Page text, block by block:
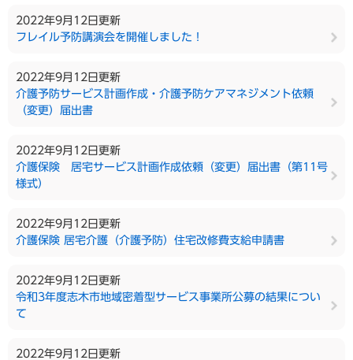
2022年9月12日更新
フレイル予防講演会を開催しました！
2022年9月12日更新
介護予防サービス計画作成・介護予防ケアマネジメント依頼
（変更）届出書
2022年9月12日更新
介護保険 居宅サービス計画作成依頼（変更）届出書（第11号
様式）
2022年9月12日更新
介護保険 居宅介護（介護予防）住宅改修費支給申請書
2022年9月12日更新
令和3年度志木市地域密着型サービス事業所公募の結果につい
て
2022年9月12日更新